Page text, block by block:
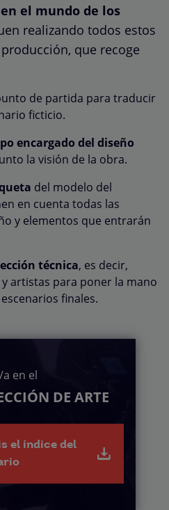
el mundo de los
realizando todos estos
que recoge
de partida para traducir
ficticio.
encargado del diseño
la visión de la obra.
del modelo del
en cuenta todas las
y elementos que entrarán
técnica, es decir,
artistas para poner la mano
finales.
en el
DE ARTE
el índice del